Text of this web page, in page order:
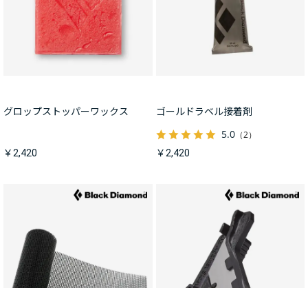
グロップストッパーワックス
￥2,420
ゴールドラベル接着剤
5.0（2）
￥2,420